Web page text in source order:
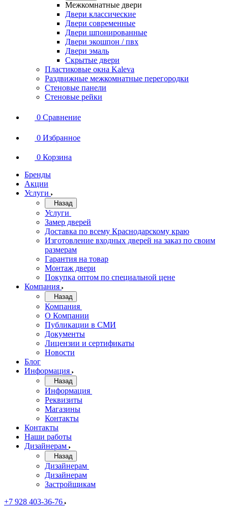
Межкомнатные двери
Двери классические
Двери современные
Двери шпонированные
Двери экошпон / пвх
Двери эмаль
Скрытые двери
Пластиковые окна Kaleva
Раздвижные межкомнатные перегородки
Стеновые панели
Стеновые рейки
0 Сравнение
0 Избранное
0 Корзина
Бренды
Акции
Услуги
Назад
Услуги
Замер дверей
Доставка по всему Краснодарскому краю
Изготовление входных дверей на заказ по своим
размерам
Гарантия на товар
Монтаж двери
Покупка оптом по специальной цене
Компания
Назад
Компания
О Компании
Публикации в СМИ
Документы
Лицензии и сертификаты
Новости
Блог
Информация
Назад
Информация
Реквизиты
Магазины
Контакты
Контакты
Наши работы
Дизайнерам
Назад
Дизайнерам
Дизайнерам
Застройщикам
+7 928 403-36-76